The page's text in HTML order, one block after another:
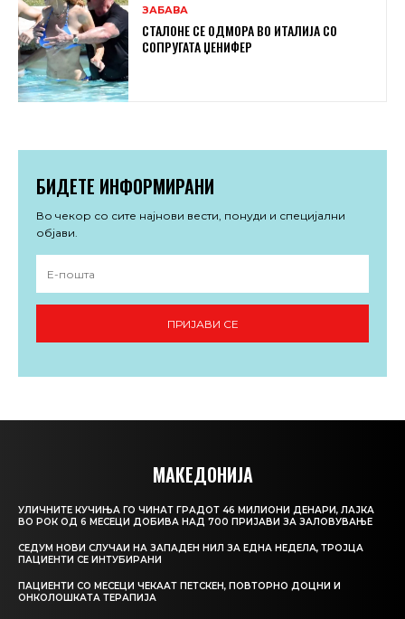
ЗАБАВА
СТАЛОНЕ СЕ ОДМОРА ВО ИТАЛИЈА СО
СОПРУГАТА ЏЕНИФЕР
БИДЕТЕ ИНФОРМИРАНИ
Во чекор со сите најнови вести, понуди и специјални
објави.
ПРИЈАВИ СЕ
МАКЕДОНИЈА
УЛИЧНИТЕ КУЧИЊА ГО ЧИНАТ ГРАДОТ 46 МИЛИОНИ ДЕНАРИ, ЛАЈКА
ВО РОК ОД 6 МЕСЕЦИ ДОБИВА НАД 700 ПРИЈАВИ ЗА ЗАЛОВУВАЊЕ
СЕДУМ НОВИ СЛУЧАИ НА ЗАПАДЕН НИЛ ЗА ЕДНА НЕДЕЛА, ТРОЈЦА
ПАЦИЕНТИ СЕ ИНТУБИРАНИ
ПАЦИЕНТИ СО МЕСЕЦИ ЧЕКААТ ПЕТСКЕН, ПОВТОРНО ДОЦНИ И
ОНКОЛОШКАТА ТЕРАПИЈА